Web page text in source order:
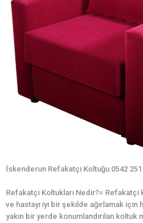
İskenderun Refakatçi Koltuğu 0542 251
Refakatçi Koltukları Nedir?= Refakatçi
ve hastayı iyi bir şekilde ağırlamak için
yakın bir yerde konumlandırılan